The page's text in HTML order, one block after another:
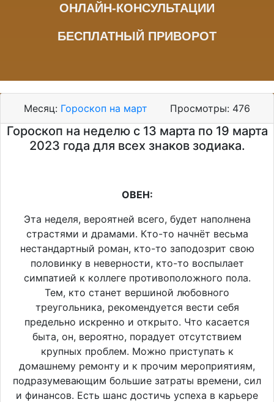
ОНЛАЙН-КОНСУЛЬТАЦИИ
БЕСПЛАТНЫЙ ПРИВОРОТ
Месяц: Гороскоп на март Просмотры: 476
Гороскоп на неделю с 13 марта по 19 марта
2023 года для всех знаков зодиака.
ОВЕН:
Эта неделя, вероятней всего, будет наполнена
страстями и драмами. Кто-то начнёт весьма
нестандартный роман, кто-то заподозрит свою
половинку в неверности, кто-то воспылает
симпатией к коллеге противоположного пола.
Тем, кто станет вершиной любовного
треугольника, рекомендуется вести себя
предельно искренно и открыто. Что касается
быта, он, вероятно, порадует отсутствием
крупных проблем. Можно приступать к
домашнему ремонту и к прочим мероприятиям,
подразумевающим большие затраты времени, сил
и финансов. Есть шанс достичь успеха в карьере